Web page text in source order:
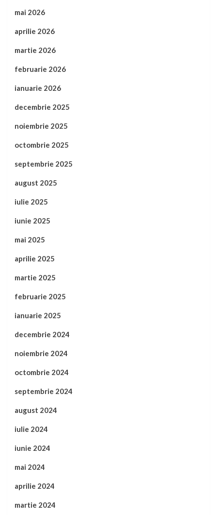
mai 2026
aprilie 2026
martie 2026
februarie 2026
ianuarie 2026
decembrie 2025
noiembrie 2025
octombrie 2025
septembrie 2025
august 2025
iulie 2025
iunie 2025
mai 2025
aprilie 2025
martie 2025
februarie 2025
ianuarie 2025
decembrie 2024
noiembrie 2024
octombrie 2024
septembrie 2024
august 2024
iulie 2024
iunie 2024
mai 2024
aprilie 2024
martie 2024